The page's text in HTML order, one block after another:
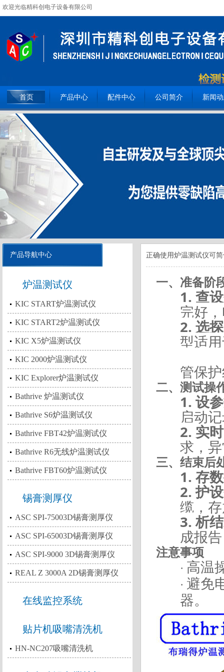
欢迎光临精科创电子设备有限公司
全国服务热线：15362093809
首页 产品中心 配件中心 公司简介 新闻
产品导航中心
炉温测试仪
KIC START炉温测试仪
KIC START2炉温测试仪
KIC X5炉温测试仪
KIC 2000炉温测试仪
KIC Explorer炉温测试仪
Bathrive 炉温测试仪
Bathrive S6炉温测试仪
Bathrive FBT42炉温测试仪
Bathrive R6无线炉温测试仪
Bathrive FBT60炉温测试仪
锡膏测厚仪
ASC SPI-75003D锡膏测厚仪
ASC SPI-65003D锡膏测厚仪
ASC SPI-9000 3D锡膏测厚仪
REAL Z 3000A 2D锡膏测厚仪
在线监控系统
贴片机吸嘴清洗机
HN-NC207吸嘴清洗机
正确使用炉温测试仪可
一、准备阶
1. 查
完好
2. 选
型适
管保
二、测试操
1. 设
启动
2. 实
求，
三、结束后
1. 存
2.护
缆，
3.析
成报
注意事项
· 高温
· 避免
器。